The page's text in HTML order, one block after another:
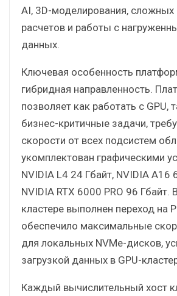
AI, 3D-моделирования,
расчетов и работы с
данных.
Ключевая особенность
гибридная направленность.
позволяет как работать с GPU,
бизнес-критичные задачи,
скорости от всех подсистем
укомплектован графическими
NVIDIA L4 24 Гбайт, NVIDIA A16
NVIDIA RTX 6000 PRO 96 Гбайт.
кластере выполнен переход на
обеспечило максимальные
для локальных NVMe-дисков,
загрузкой данных в GPU-
Каждый вычислительный хост